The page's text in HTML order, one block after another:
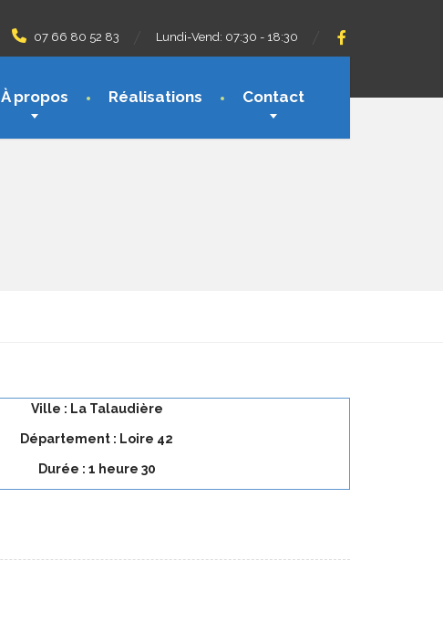
07 66 80 52 83 Lundi-Vend: 07:30 - 18:30
À propos Réalisations Contact
Ville : La Talaudière
Département : Loire 42
Durée : 1 heure 30